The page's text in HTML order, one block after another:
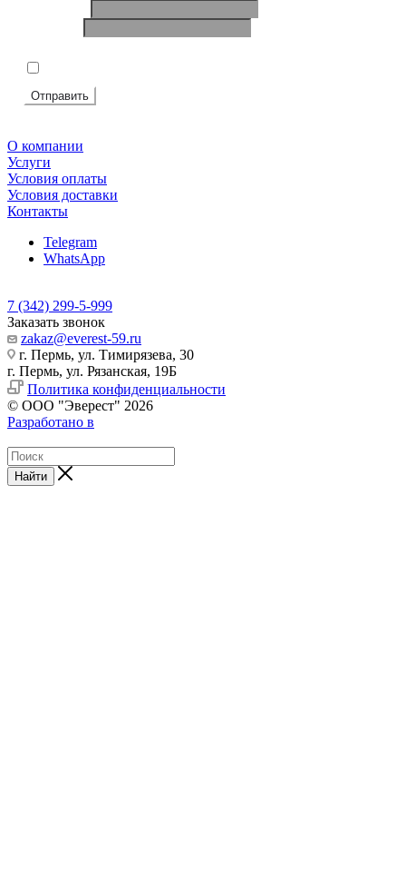
Отправить
О компании
Услуги
Условия оплаты
Условия доставки
Контакты
Telegram
WhatsApp
7 (342) 299-5-999
Заказать звонок
zakaz@everest-59.ru
г. Пермь, ул. Тимирязева, 30
г. Пермь, ул. Рязанская, 19Б
Политика конфиденциальности
© ООО "Эверест" 2026
Разработано в
Найти